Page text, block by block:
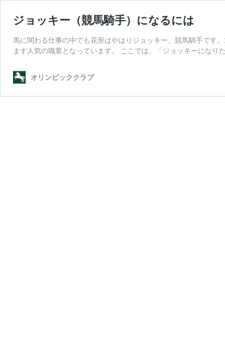
ジョッキー（競馬騎手）になるには
馬に関わる仕事の中でも花形はやはりジョッキー、競馬騎手です
ます人気の職業となっています。 ここでは、「ジョッキーにな
オリンピッククラブ